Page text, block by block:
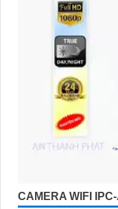
CAMERA WIFI